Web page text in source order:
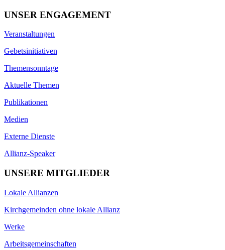
UNSER ENGAGEMENT
Veranstaltungen
Gebetsinitiativen
Themensonntage
Aktuelle Themen
Publikationen
Medien
Externe Dienste
Allianz-Speaker
UNSERE MITGLIEDER
Lokale Allianzen
Kirchgemeinden ohne lokale Allianz
Werke
Arbeitsgemeinschaften